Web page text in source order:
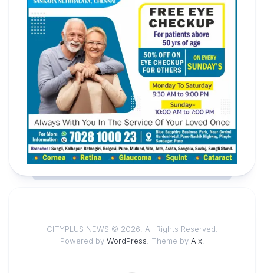
CITYPLUS NEWS © 2026. All Rights Reserved.
Powered by WordPress . Theme by Alx